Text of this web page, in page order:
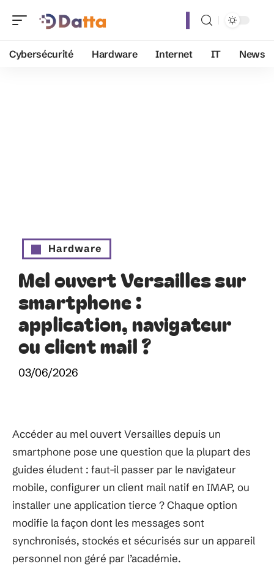
Cybersécurité Hardware Internet IT News
Hardware
Mel ouvert Versailles sur
smartphone :
application, navigateur
ou client mail ?
03/06/2026
Accéder au mel ouvert Versailles depuis un
smartphone pose une question que la plupart des
guides éludent : faut-il passer par le navigateur
mobile, configurer un client mail natif en IMAP, ou
installer une application tierce ? Chaque option
modifie la façon dont les messages sont
synchronisés, stockés et sécurisés sur un appareil
personnel non géré par l’académie.